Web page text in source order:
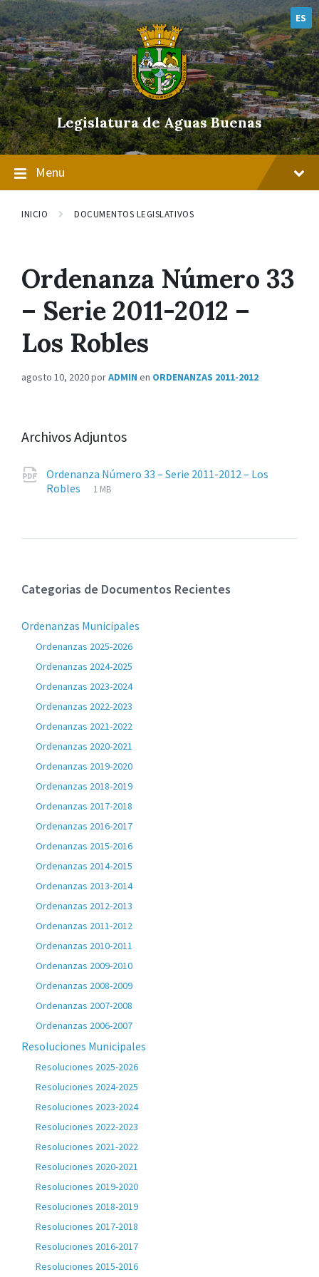
Skip
to
content
Skip
to
main
navigation
Skip
to
footer
ES
Legislatura de Aguas Buenas
Menu
INICIO DOCUMENTOS LEGISLATIVOS
Ordenanza Número 33
– Serie 2011-2012 –
Los Robles
agosto 10, 2020porADMIN en ORDENANZAS 2011-2012
Archivos Adjuntos
Ordenanza Número 33 – Serie 2011-2012 – Los
Robles
Extensiones
pdf
Tamaño
1 MB
Categorias de Documentos Recientes
Ordenanzas Municipales
Ordenanzas 2025-2026
Ordenanzas 2024-2025
Ordenanzas 2023-2024
Ordenanzas 2022-2023
Ordenanzas 2021-2022
Ordenanzas 2020-2021
Ordenanzas 2019-2020
Ordenanzas 2018-2019
Ordenanzas 2017-2018
Ordenanzas 2016-2017
Ordenanzas 2015-2016
Ordenanzas 2014-2015
Ordenanzas 2013-2014
Ordenanzas 2012-2013
Ordenanzas 2011-2012
Ordenanzas 2010-2011
Ordenanzas 2009-2010
Ordenanzas 2008-2009
Ordenanzas 2007-2008
Ordenanzas 2006-2007
Resoluciones Municipales
Resoluciones 2025-2026
Resoluciones 2024-2025
Resoluciones 2023-2024
Resoluciones 2022-2023
Resoluciones 2021-2022
Resoluciones 2020-2021
Resoluciones 2019-2020
Resoluciones 2018-2019
Resoluciones 2017-2018
Resoluciones 2016-2017
Resoluciones 2015-2016